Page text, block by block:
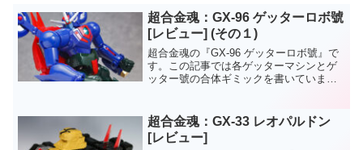
超合金魂：GX-96 ゲッターロボ號
[レビュー] (その１)
超合金魂の『GX-96 ゲッターロボ號』で
す。この記事では各ゲッターマシンとゲ
ッター號の合体ギミックを書いていま
(その2)
超合金魂：GX-33 レオパルドン
[レビュー]